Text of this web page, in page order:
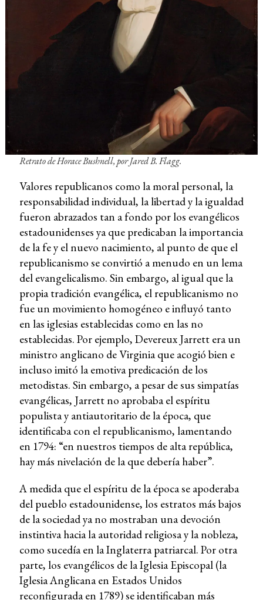
Retrato de Horace Bushnell, por Jared B. Flagg.
Valores republicanos como la moral personal, la
responsabilidad individual, la libertad y la igualdad
fueron abrazados tan a fondo por los evangélicos
estadounidenses ya que predicaban la importancia
de la fe y el nuevo nacimiento, al punto de que el
republicanismo se convirtió a menudo en un lema
del evangelicalismo. Sin embargo, al igual que la
propia tradición evangélica, el republicanismo no
fue un movimiento homogéneo e influyó tanto
en las iglesias establecidas como en las no
establecidas. Por ejemplo, Devereux Jarrett era un
ministro anglicano de Virginia que acogió bien e
incluso imitó la emotiva predicación de los
metodistas. Sin embargo, a pesar de sus simpatías
evangélicas, Jarrett no aprobaba el espíritu
populista y antiautoritario de la época, que
identificaba con el republicanismo, lamentando
en 1794: “en nuestros tiempos de alta república,
hay más nivelación de la que debería haber”.
A medida que el espíritu de la época se apoderaba
del pueblo estadounidense, los estratos más bajos
de la sociedad ya no mostraban una devoción
instintiva hacia la autoridad religiosa y la nobleza,
como sucedía en la Inglaterra patriarcal. Por otra
parte, los evangélicos de la Iglesia Episcopal (la
Iglesia Anglicana en Estados Unidos
reconfigurada en 1789) se identificaban más